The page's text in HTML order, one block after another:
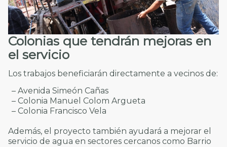
Colonias que tendrán mejoras en
el servicio
Los trabajos beneficiarán directamente a vecinos de:
– Avenida Simeón Cañas
– Colonia Manuel Colom Argueta
– Colonia Francisco Vela
Además, el proyecto también ayudará a mejorar el
servicio de agua en sectores cercanos como Barrio